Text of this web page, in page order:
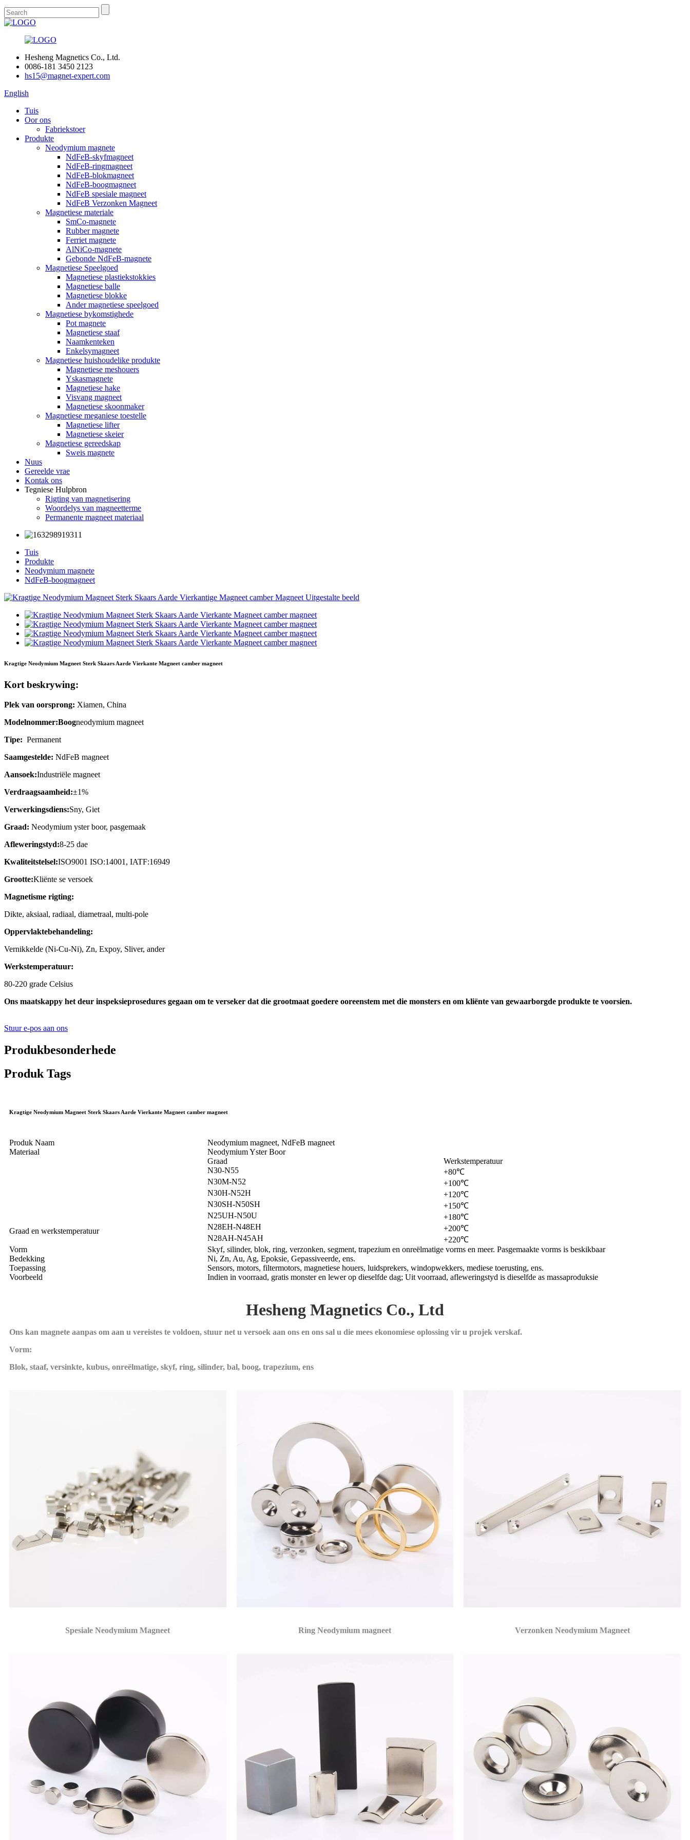
Hesheng Magnetics Co., Ltd.
0086-181 3450 2123
hs15@magnet-expert.com
English
Tuis
Oor ons
Fabriekstoer
Produkte
Neodymium magnete
NdFeB-skyfmagneet
NdFeB-ringmagneet
NdFeB-blokmagneet
NdFeB-boogmagneet
NdFeB spesiale magneet
NdFeB Verzonken Magneet
Magnetiese materiale
SmCo-magnete
Rubber magnete
Ferriet magnete
AlNiCo-magnete
Gebonde NdFeB-magnete
Magnetiese Speelgoed
Magnetiese plastiekstokkies
Magnetiese balle
Magnetiese blokke
Ander magnetiese speelgoed
Magnetiese bykomstighede
Pot magnete
Magnetiese staaf
Naamkenteken
Enkelsymagneet
Magnetiese huishoudelike produkte
Magnetiese meshouers
Yskasmagnete
Magnetiese hake
Visvang magneet
Magnetiese skoonmaker
Magnetiese meganiese toestelle
Magnetiese lifter
Magnetiese skeier
Magnetiese gereedskap
Sweis magnete
Nuus
Gereelde vrae
Kontak ons
Tegniese Hulpbron
Rigting van magnetisering
Woordelys van magneetterme
Permanente magneet materiaal
Tuis
Produkte
Neodymium magnete
NdFeB-boogmagneet
Kragtige Neodymium Magneet Sterk Skaars Aarde Vierkante Magneet camber magneet
Kort beskrywing:
Plek van oorsprong: Xiamen, China
Modelnommer:Boogneodymium magneet
Tipe: Permanent
Saamgestelde: NdFeB magneet
Aansoek:Industriële magneet
Verdraagsaamheid:±1%
Verwerkingsdiens:Sny, Giet
Graad: Neodymium yster boor, pasgemaak
Afleweringstyd:8-25 dae
Kwaliteitstelsel:ISO9001 ISO:14001, IATF:16949
Grootte:Kliënte se versoek
Magnetisme rigting:
Dikte, aksiaal, radiaal, diametraal, multi-pole
Oppervlaktebehandeling:
Vernikkelde (Ni-Cu-Ni), Zn, Expoy, Sliver, ander
Werkstemperatuur:
80-220 grade Celsius
Ons maatskappy het deur inspeksieprosedures gegaan om te verseker dat die grootmaat goedere ooreenstem met die monsters en om kliënte van gewaarborgde produkte te voorsien.
Stuur e-pos aan ons
Produkbesonderhede
Produk Tags
Kragtige Neodymium Magneet Sterk Skaars Aarde Vierkante Magneet camber magneet
Produk Naam
Neodymium magneet, NdFeB magneet
Materiaal
Neodymium Yster Boor
Graad en werkstemperatuur
Graad
Werkstemperatuur
N30-N55
+80℃
N30M-N52
+100℃
N30H-N52H
+120℃
N30SH-N50SH
+150℃
N25UH-N50U
+180℃
N28EH-N48EH
+200℃
N28AH-N45AH
+220℃
Vorm
Skyf, silinder, blok, ring, verzonken, segment, trapezium en onreëlmatige vorms en meer. Pasgemaakte vorms is beskikbaar
Bedekking
Ni, Zn, Au, Ag, Epoksie, Gepassiveerde, ens.
Toepassing
Sensors, motors, filtermotors, magnetiese houers, luidsprekers, windopwekkers, mediese toerusting, ens.
Voorbeeld
Indien in voorraad, gratis monster en lewer op dieselfde dag; Uit voorraad, afleweringstyd is dieselfde as massaproduksie
Hesheng Magnetics Co., Ltd
Ons kan magnete aanpas om aan u vereistes te voldoen, stuur net u versoek aan ons en ons sal u die mees ekonomiese oplossing vir u projek verskaf.
Vorm:
Blok, staaf, versinkte, kubus, onreëlmatige, skyf, ring, silinder, bal, boog, trapezium, ens
Spesiale Neodymium Magneet Ring Neodymium magneet Verzonken Neodymium Magneet